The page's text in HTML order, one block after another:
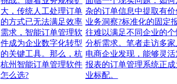
大，传统人工处理订单
的方式已无法满足效率
需求，智能订单管理软
件成为企业数字化转型
的关键工具。那么，杭
杭州智能订单管理软件
怎么选?
杂的订单信息中提取有价
业务洞察?标准化的固定
往难以满足不同企业的个
分析需求。笔者走访多家
电商企业发现，能够灵活
报表的订单管理系统正成
业标配。